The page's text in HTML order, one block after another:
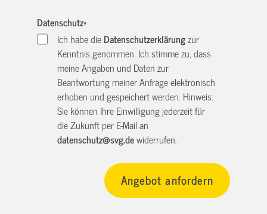
Datenschutz*
Ich habe dieDatenschutzerklärungzur
Kenntnis genommen. Ich stimme zu, dass
meine Angaben und Daten zur
Beantwortung meiner Anfrage elektronisch
erhoben und gespeichert werden. Hinweis:
Sie können Ihre Einwilligung jederzeit für
die Zukunft per E-Mail an
datenschutz@svg.dewiderrufen.